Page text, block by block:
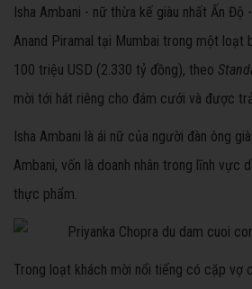
Isha Ambani - nữ thừa kế giàu nhất Ấn Độ
Anand Piramal tại Mumbai trong một loạt
100 triệu USD (2.330 tỷ đồng), theo
mời tới hát riêng cho đám cưới và được
Isha Ambani là ái nữ của người đàn ông
Ambani, vốn là doanh nhân trong lĩnh vực
thực phẩm.
Trong loạt khách mời nổi tiếng có cặp vợ